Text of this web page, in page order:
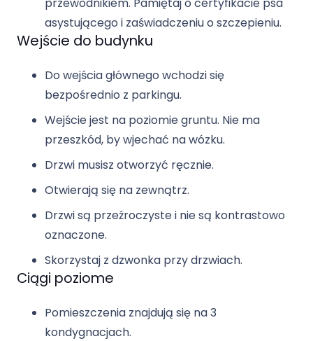
asystującego i zaświadczeniu o szczepieniu.
Wejście do budynku
Do wejścia głównego wchodzi się
bezpośrednio z parkingu.
Wejście jest na poziomie gruntu. Nie ma
przeszkód, by wjechać na wózku.
Drzwi musisz otworzyć ręcznie.
Otwierają się na zewnątrz.
Drzwi są przeźroczyste i nie są kontrastowo
oznaczone.
Skorzystaj z dzwonka przy drzwiach.
Ciągi poziome
Pomieszczenia znajdują się na 3
kondygnacjach.